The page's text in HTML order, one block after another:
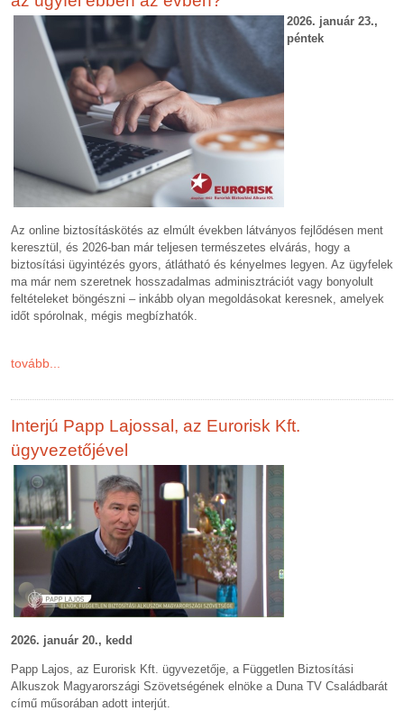
2026. január 23.,
péntek
Az online biztosításkötés az elmúlt években látványos fejlődésen ment
keresztül, és 2026-ban már teljesen természetes elvárás, hogy a
biztosítási ügyintézés gyors, átlátható és kényelmes legyen. Az ügyfelek
ma már nem szeretnek hosszadalmas adminisztrációt vagy bonyolult
feltételeket böngészni – inkább olyan megoldásokat keresnek, amelyek
időt spórolnak, mégis megbízhatók.
tovább...
Interjú Papp Lajossal, az Eurorisk Kft.
ügyvezetőjével
2026. január 20., kedd
Papp Lajos, az Eurorisk Kft. ügyvezetője, a Független Biztosítási
Alkuszok Magyarországi Szövetségének elnöke a Duna TV Családbarát
című műsorában adott interjút.